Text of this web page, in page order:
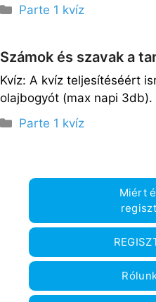
Kategória
Parte 1 kvíz
Számok és szavak a
Kvíz: A kvíz teljesítéséért
olajbogyót (max napi
Kategória
Parte 1 kvíz
Miért